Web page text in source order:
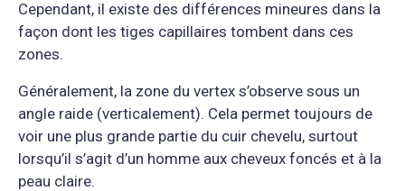
Cependant, il existe des différences mineures dans la
façon dont les tiges capillaires tombent dans ces
zones.
Généralement, la zone du vertex s’observe sous un
angle raide (verticalement). Cela permet toujours de
voir une plus grande partie du cuir chevelu, surtout
lorsqu’il s’agit d’un homme aux cheveux foncés et à la
peau claire.